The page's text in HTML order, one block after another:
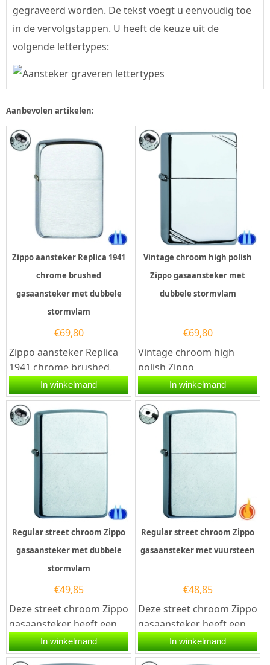
gegraveerd worden. De tekst voegt u eenvoudig toe
in de vervolgstappen. U heeft de keuze uit de
volgende lettertypes:
Aanbevolen artikelen:
Zippo aansteker Replica 1941
chrome brushed
gasaansteker met dubbele
stormvlam
€69,80
Zippo aansteker Replica
1941 chrome brushed.
Deze Zippo aansteker
heeft een geborsteld
chromen...
In winkelmand
Vintage chroom high polish
Zippo gasaansteker met
dubbele stormvlam
€69,80
Vintage chroom high
polish Zippo
gasaansteker met een
dubbele stormvlam. Deze
Zippo aansteker...
In winkelmand
Regular street chroom Zippo
gasaansteker met dubbele
stormvlam
€49,85
Deze street chroom Zippo
gasaansteker heeft een
mat chromen afwerking
met krassen. Hierdoor
In winkelmand
Regular street chroom Zippo
gasaansteker met vuursteen
€48,85
Deze street chroom Zippo
gasaansteker heeft een
mat chromen afwerking
met krassen. Hierdoor
In winkelmand